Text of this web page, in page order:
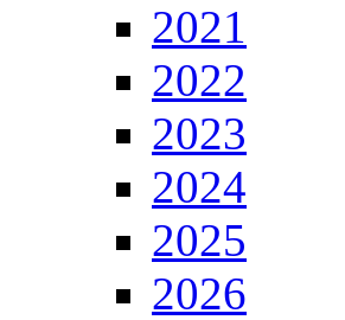
2021
2022
2023
2024
2025
2026